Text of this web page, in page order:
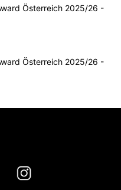
Österreich 2025/26 -
Österreich 2025/26 -